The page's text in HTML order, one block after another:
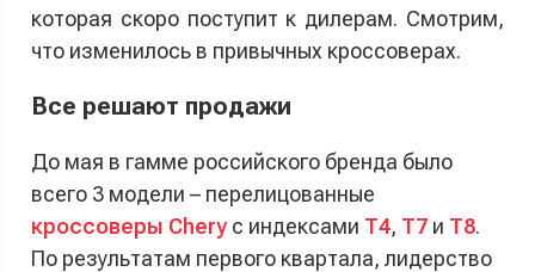
которая скоро поступит к дилерам. Смотрим,
что изменилось в привычных кроссоверах.
Все решают продажи
До мая в гамме российского бренда было
всего 3 модели – перелицованные
кроссоверы Chery с индексами T4, T7 и T8.
По результатам первого квартала, лидерство